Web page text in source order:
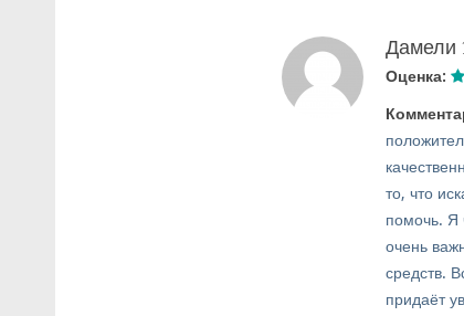
Дамели
Оценка:
то, что
помочь. Я
очень
средств.
придаёт